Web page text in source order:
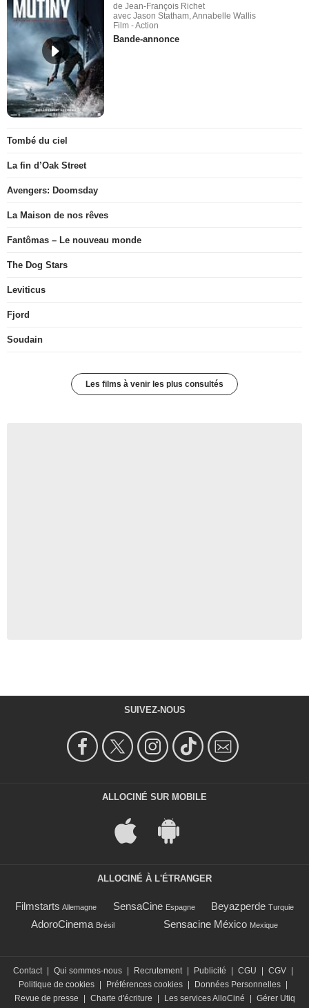
de Jean-François Richet
avec Jason Statham, Annabelle Wallis
Film - Action
Bande-annonce
Tombé du ciel
La fin d’Oak Street
Avengers: Doomsday
La Maison de nos rêves
Fantômas – Le nouveau monde
The Dog Stars
Leviticus
Fjord
Soudain
Les films à venir les plus consultés
SUIVEZ-NOUS
ALLOCINÉ SUR MOBILE
ALLOCINÉ À L'ÉTRANGER
Filmstarts Allemagne SensaCine Espagne Beyazperde Turquie
AdoroCinema Brésil Sensacine México Mexique
Contact | Qui sommes-nous | Recrutement | Publicité | CGU | CGV |
Politique de cookies | Préférences cookies | Données Personnelles |
Revue de presse
| Charte d'écriture | Les services AlloCiné | Gérer Utiq